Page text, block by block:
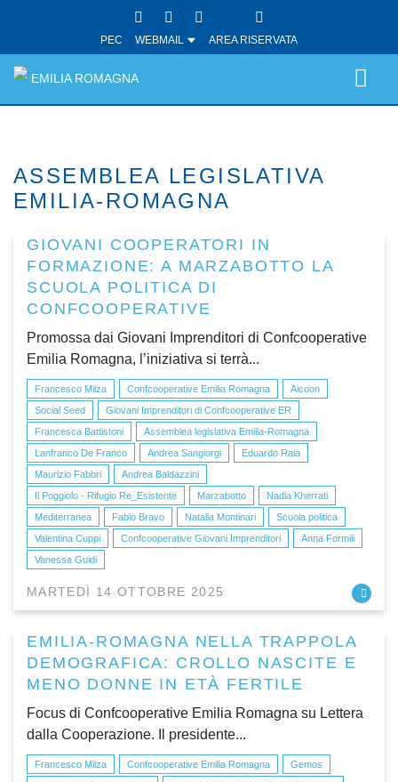
PEC WEBMAIL AREA RISERVATA
EMILIA ROMAGNA
ASSEMBLEA LEGISLATIVA
EMILIA-ROMAGNA
GIOVANI COOPERATORI IN
FORMAZIONE: A MARZABOTTO LA
SCUOLA POLITICA DI
CONFCOOPERATIVE
Promossa dai Giovani Imprenditori di Confcooperative
Emilia Romagna, l’iniziativa si terrà...
Francesco Milza Confcooperative Emilia Romagna
Aicoon
Social Seed
Giovani Imprenditori di Confcooperative ER
Francesca Battistoni
Assemblea legislativa Emilia-Romagna
Lanfranco De Franco
Andrea Sangiorgi
Eduardo Raia
Maurizio Fabbri
Andrea Baldazzini
Il Poggiolo - Rifugio Re_Esistente
Marzabotto
Nadia Kherrati
Mediterranea
Fabio Bravo Natalia Montinari
Scuola politica
Valentina Cuppi
Confcooperative Giovani Imprenditori
Anna Formili
Vanessa Guidi
MARTEDÌ 14 OTTOBRE 2025
EMILIA-ROMAGNA NELLA TRAPPOLA
DEMOGRAFICA: CROLLO NASCITE E
MENO DONNE IN ETÀ FERTILE
Focus di Confcooperative Emilia Romagna su Lettera
dalla Cooperazione. Il presidente...
Francesco Milza Confcooperative Emilia Romagna
Gemos